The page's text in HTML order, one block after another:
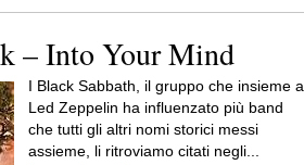
– Into Your Mind
I Black Sabbath, il gruppo che insieme
Led Zeppelin ha influenzato più band
che tutti gli altri nomi storici messi
assieme, li ritroviamo citati negli...